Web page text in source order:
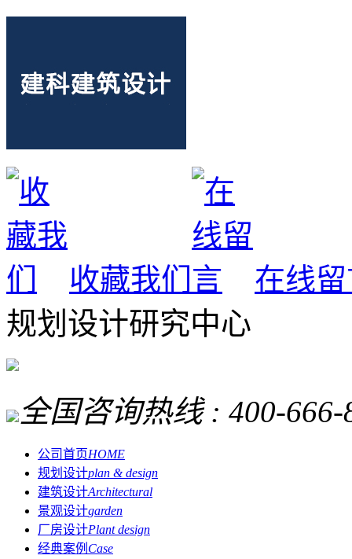
收藏我们
在线
规划设计研究中心
全国咨询热线 : 400-666-
公司首页HOME
规划设计plan & design
建筑设计Architectural
景观设计garden
厂房设计Plant design
经典案例 Case